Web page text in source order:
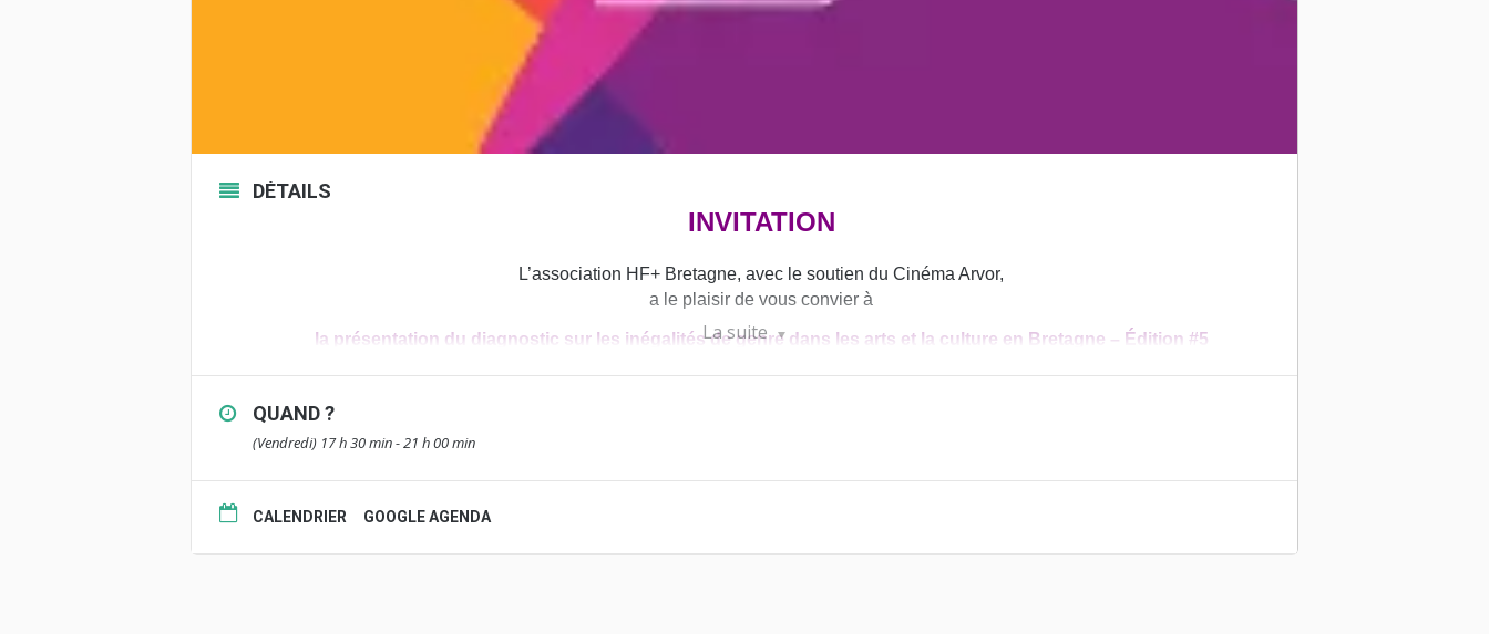
La suite
DÉTAILS
INVITATION
L’association HF+ Bretagne, avec le soutien du Cinéma Arvor,
a le plaisir de vous convier à
la présentation du diagnostic sur les inégalitésde genre dans les arts et la culture en Bretagne – Édition #5
Place des femmes et des minorités de genre dans la culture : est-ce que ça bouge ?
QUAND ?
(Vendredi) 17 h 30 min - 21 h 00 min
CALENDRIER GOOGLE AGENDA